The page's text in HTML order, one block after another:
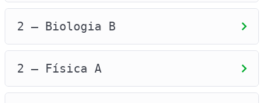
2 – Biologia B
2 – Física A